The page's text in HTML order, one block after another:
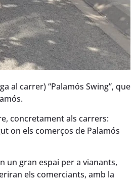
al carrer) “Palamós Swing”, que
concretament als carrers:
on els comerços de Palamós
un gran espai per a vianants,
els comerciants, amb la